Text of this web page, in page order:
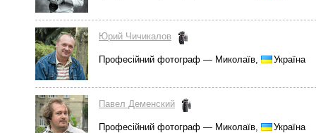
Юрий Чичикалов
Професійний фотограф — Миколаїв, Україна
Павел Деменский
Професійний фотограф — Миколаїв, Україна